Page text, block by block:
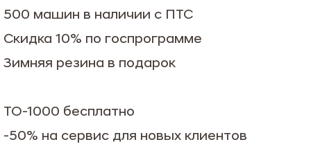
500 машин в наличии с ПТС
Скидка 10% по госпрограмме
Зимняя резина в подарок
ТО-1000 бесплатно
-50% на сервис для новых клиентов